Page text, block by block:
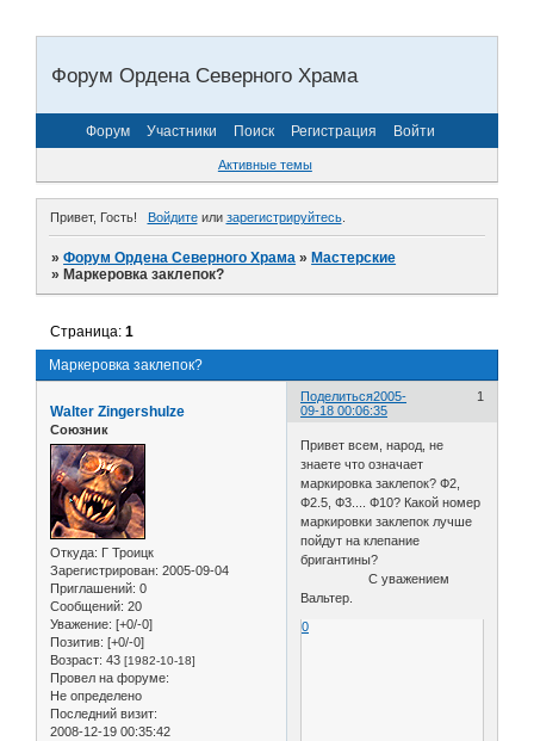
Форум Ордена Северного Храма
Форум Участники Поиск Регистрация Войти
Активные темы
Привет, Гость! Войдитеили зарегистрируйтесь.
»Форум Ордена Северного Храма »Мастерские
»Маркеровка заклепок?
Маркеровка заклепок?
Страница:1
Поделиться 1
2005-
09-18 00:06:35
Walter Zingershulze
Союзник
Откуда: Г Троицк
Зарегистрирован: 2005-09-04
Приглашений: 0
Сообщений: 20
Уважение: [+0/-0]
Позитив: [+0/-0]
Возраст: 43 [1982-10-18]
Провел на форуме:
Не определено
Последний визит:
2008-12-19 00:35:42
Привет всем, народ, не
знаете что означает
маркировка заклепок? Ф2,
Ф2.5, Ф3.... Ф10? Какой номер
маркировки заклепок лучше
пойдут на клепание
бригантины?
С уважением
Вальтер.
0